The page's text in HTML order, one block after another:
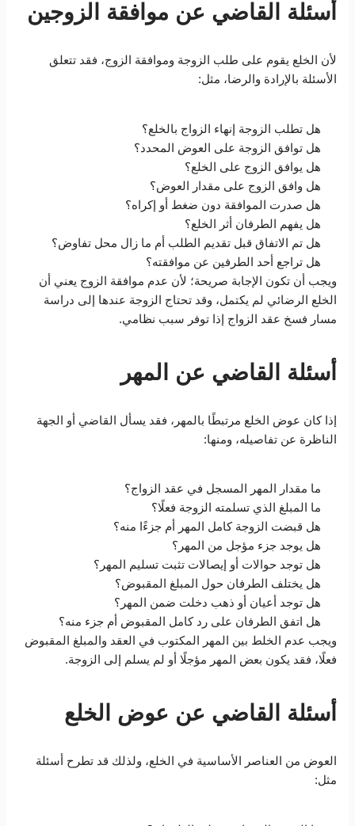
أسئلة القاضي عن موافقة الزوجين
لأن الخلع يقوم على طلب الزوجة وموافقة الزوج، فقد تتعلق
الأسئلة بالإرادة والرضا، مثل:
هل تطلب الزوجة إنهاء الزواج بالخلع؟
هل توافق الزوجة على العوض المحدد؟
هل يوافق الزوج على الخلع؟
هل وافق الزوج على مقدار العوض؟
هل صدرت الموافقة دون ضغط أو إكراه؟
هل يفهم الطرفان أثر الخلع؟
هل تم الاتفاق قبل تقديم الطلب أم ما زال محل تفاوض؟
هل تراجع أحد الطرفين عن موافقته؟
ويجب أن تكون الإجابة صريحة؛ لأن عدم موافقة الزوج يعني أن
الخلع الرضائي لم يكتمل، وقد تحتاج الزوجة عندها إلى دراسة
مسار فسخ عقد الزواج إذا توفر سبب نظامي.
أسئلة القاضي عن المهر
إذا كان عوض الخلع مرتبطًا بالمهر، فقد يسأل القاضي أو الجهة
الناظرة عن تفاصيله، ومنها:
ما مقدار المهر المسجل في عقد الزواج؟
ما المبلغ الذي تسلمته الزوجة فعلًا؟
هل قبضت الزوجة كامل المهر أم جزءًا منه؟
هل يوجد جزء مؤجل من المهر؟
هل توجد حوالات أو إيصالات تثبت تسليم المهر؟
هل يختلف الطرفان حول المبلغ المقبوض؟
هل توجد أعيان أو ذهب دخلت ضمن المهر؟
هل اتفق الطرفان على رد كامل المقبوض أم جزء منه؟
ويجب عدم الخلط بين المهر المكتوب في العقد والمبلغ المقبوض
فعلًا، فقد يكون بعض المهر مؤجلًا أو لم يسلم إلى الزوجة.
أسئلة القاضي عن عوض الخلع
العوض من العناصر الأساسية في الخلع، ولذلك قد تطرح أسئلة
مثل: